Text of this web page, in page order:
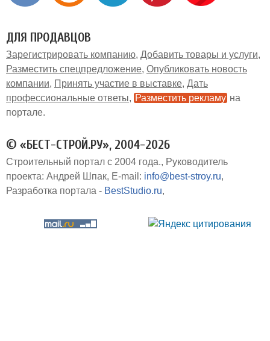
ДЛЯ ПРОДАВЦОВ
Зарегистрировать компанию Добавить товары и услуги
Разместить спецпредложение Опубликовать новость
компании
Принять участие в выставке Дать
профессиональные ответы
Разместить рекламу на
портале
© «БЕСТ-СТРОЙ.РУ», 2004-2026
Строительный портал с 2004 года.
Руководитель
проекта: Андрей Шпак E-mail: info@best-stroy.ru
Разработка портала - BestStudio.ru